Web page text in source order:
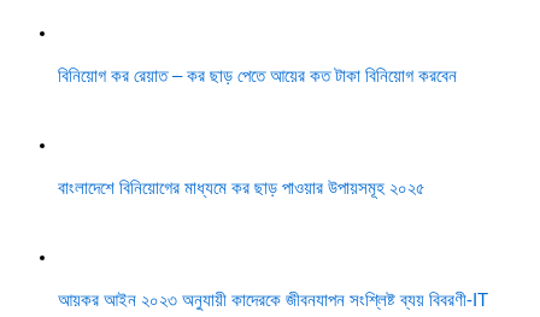
বিনিয়োগ কর রেয়াত – কর ছাড় পেতে আয়ের কত টাকা বিনিয়োগ করবেন
বাংলাদেশে বিনিয়োগের মাধ্যমে কর ছাড় পাওয়ার উপায়সমূহ ২০২৫
আয়কর আইন ২০২৩ অনুযায়ী কাদেরকে জীবনযাপন সংশ্লিষ্ট ব্যয় বিবরণী-IT